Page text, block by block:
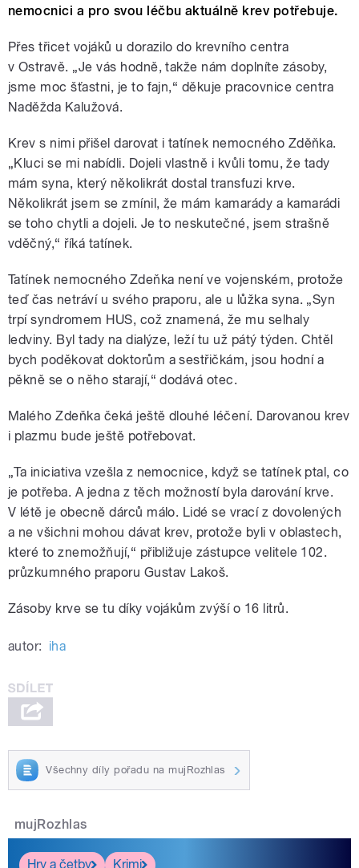
nemocnici a pro svou léčbu aktuálně krev potřebuje.
Přes třicet vojáků u dorazilo do krevního centra
v Ostravě. „Je vás hodně, takže nám doplníte zásoby,
jsme moc šťastni, je to fajn,“ děkuje pracovnice centra
Naděžda Kalužová.
Krev s nimi přišel darovat i tatínek nemocného Zděňka.
„Kluci se mi nabídli. Dojeli vlastně i kvůli tomu, že tady
mám syna, který několikrát dostal transfuzi krve.
Několikrát jsem se zmínil, že mám kamarády a kamarádi
se toho chytli a dojeli. Je to neskutečné, jsem strašně
vděčný,“ říká tatínek.
Tatínek nemocného Zdeňka není ve vojenském, protože
teď čas netráví u svého praporu, ale u lůžka syna. „Syn
trpí syndromem HUS, což znamená, že mu selhaly
ledviny. Byl tady na dialýze, leží tu už pátý týden. Chtěl
bych poděkovat doktorům a sestřičkám, jsou hodní a
pěkně se o něho starají,“ dodává otec.
Malého Zdeňka čeká ještě dlouhé léčení. Darovanou krev
i plazmu bude ještě potřebovat.
„Ta iniciativa vzešla z nemocnice, když se tatínek ptal, co
je potřeba. A jedna z těch možností byla darování krve.
V létě je obecně dárců málo. Lidé se vrací z dovolených
a ne všichni mohou dávat krev, protože byli v oblastech,
které to znemožňují,“ přibližuje zástupce velitele 102.
průzkumného praporu Gustav Lakoš.
Zásoby krve se tu díky vojákům zvýší o 16 litrů.
autor: iha
Všechny díly pořadu na mujRozhlas
mujRozhlas
Hry a četby Krimi